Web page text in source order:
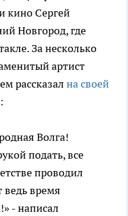
кино Сергей
Новгород, где
За несколько
артист
рассказал на своей
:
Волга!
подать, все
проводил
ведь время
- написал